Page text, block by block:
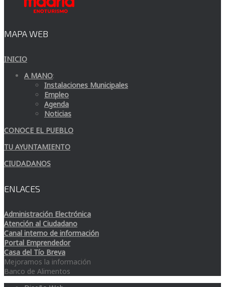
MAPA WEB
INICIO
A MANO:
Instalaciones Municipales
Empleo
Agenda
Noticias
CONOCE EL PUEBLO
TU AYUNTAMIENTO
CIUDADANOS
ENLACES
Administración Electrónica
Atención al Ciudadano
Canal interno de información
Portal Emprendedor
Casa del Tío Breva
Mejoramos la información
Banco de Alimentos